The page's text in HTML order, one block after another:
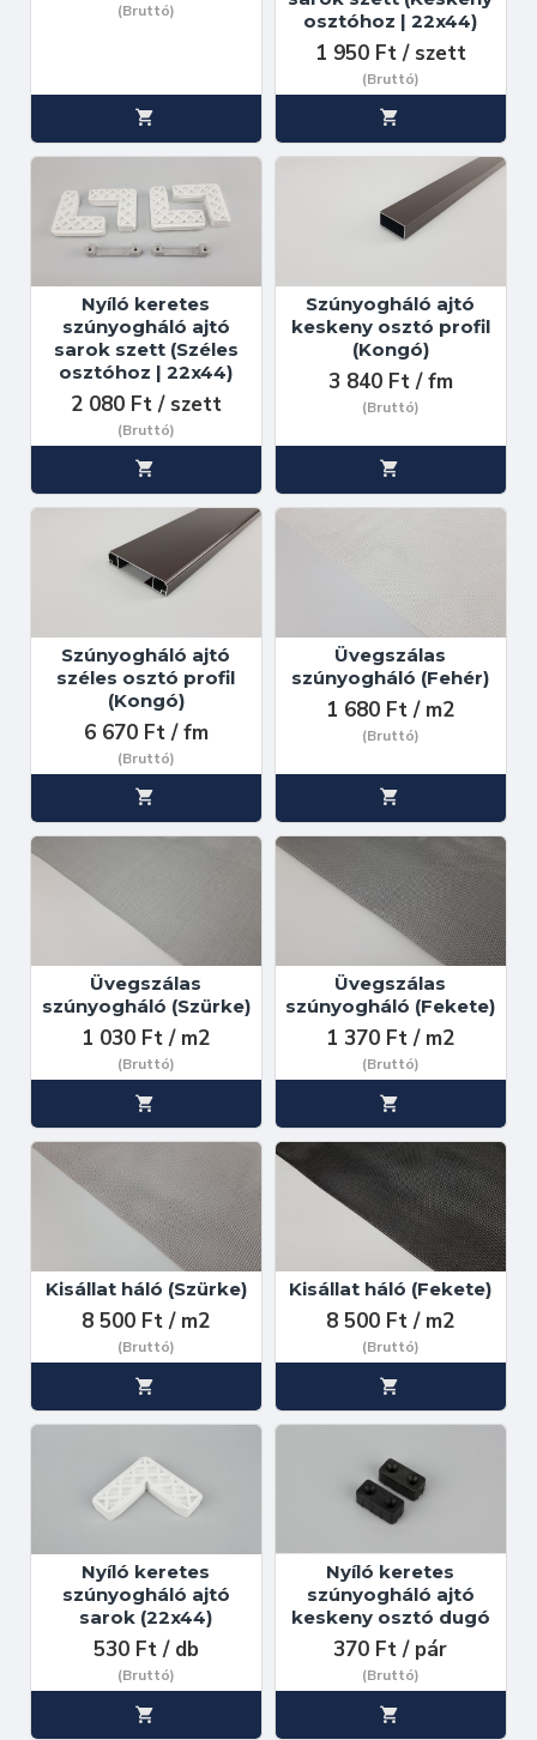
(Bruttó)
osztóhoz | 22x44)
1 950 Ft / szett
(Bruttó)
Nyíló keretes
szúnyogháló ajtó
sarok szett (Széles
osztóhoz | 22x44)
2 080 Ft / szett
(Bruttó)
Szúnyogháló ajtó
keskeny osztó profil
(Kongó)
3 840 Ft / fm
(Bruttó)
Szúnyogháló ajtó
széles osztó profil
(Kongó)
6 670 Ft / fm
(Bruttó)
Üvegszálas
szúnyogháló (Fehér)
1 680 Ft / m2
(Bruttó)
Üvegszálas
szúnyogháló (Szürke)
1 030 Ft / m2
(Bruttó)
Üvegszálas
szúnyogháló (Fekete)
1 370 Ft / m2
(Bruttó)
Kisállat háló (Szürke)
8 500 Ft / m2
(Bruttó)
Kisállat háló (Fekete)
8 500 Ft / m2
(Bruttó)
Nyíló keretes
szúnyogháló ajtó
sarok (22x44)
530 Ft / db
(Bruttó)
Nyíló keretes
szúnyogháló ajtó
keskeny osztó dugó
370 Ft / pár
(Bruttó)